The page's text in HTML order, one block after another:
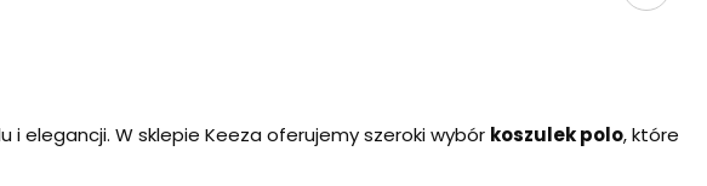
i elegancji. W sklepie Keeza oferujemy szeroki wybór koszulek polo, które